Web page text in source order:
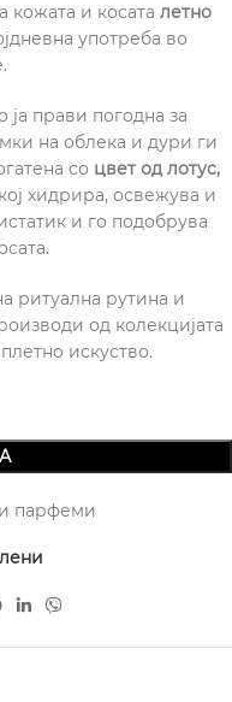
кожата и косата летно
употреба во
ја прави погодна за
на облека и дури ги
со цвет од лотус,
хидрира, освежува и
и го подобрува
ритуална рутина и
од колекцијата
искуство.
парфеми